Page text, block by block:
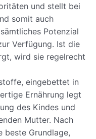
und stellt bei
somit auch
Potenzial
Verfügung. Ist die
wird sie regelrecht
eingebettet in
Ernährung legt
des Kindes und
Mutter. Nach
beste Grundlage,